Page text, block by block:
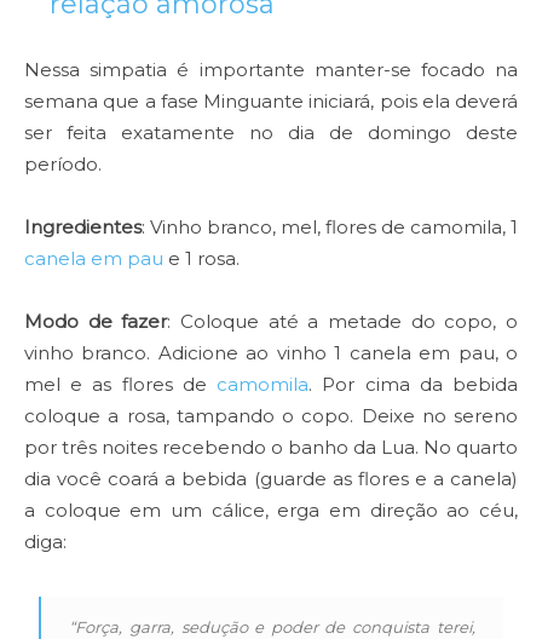
Nessa simpatia é importante manter-se focado na
semana que a fase Minguante iniciará, pois ela deverá
ser feita exatamente no dia de domingo deste
período.
Ingredientes: Vinho branco, mel, flores de camomila, 1
canela em pau e 1 rosa.
Modo de fazer: Coloque até a metade do copo, o
vinho branco. Adicione ao vinho 1 canela em pau, o
mel e as flores de camomila. Por cima da bebida
coloque a rosa, tampando o copo. Deixe no sereno
por três noites recebendo o banho da Lua. No quarto
dia você coará a bebida (guarde as flores e a canela)
a coloque em um cálice, erga em direção ao céu,
diga:
“Força, garra, sedução e poder de conquista terei,